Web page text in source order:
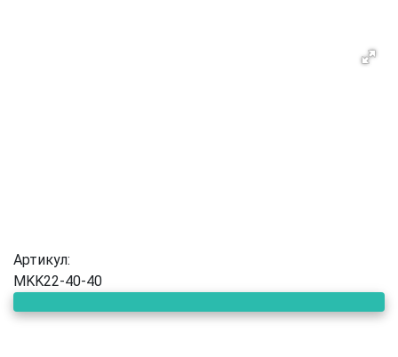
Артикул:
MKK22-40-40